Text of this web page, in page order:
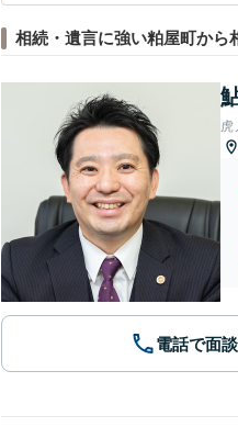
相続・遺言に強い粕屋町から
虎
電話で面